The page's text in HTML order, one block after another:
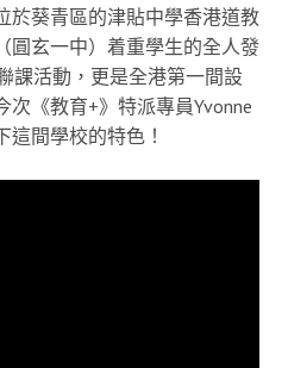
於葵青區的津貼中學香港道教
圓玄一中）着重學生的全人發
課活動，更是全港第一間設
《教育+》特派專員Yvonne
間學校的特色！